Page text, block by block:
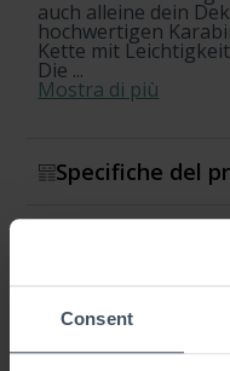
Consent
auch alleine dein
hochwertigen
Kette mit
Die ...
Mostra di più
Specifiche del
Restituzione e